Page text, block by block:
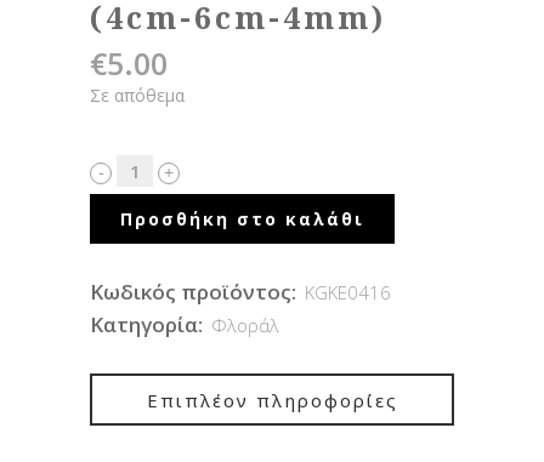
(4cm-6cm-4mm)
€5.00
Σε απόθεμα
Προσθήκη στο καλάθι
Κωδικός προϊόντος: KGKE0416
Κατηγορία: Φλοράλ
Επιπλέον πληροφορίες